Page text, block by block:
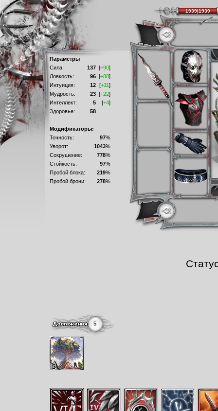
Параметры
Сила:
137 [+90]
Ловкость:
96 [+88]
Интуиция:
12 [+11]
Мудрость:
23 [+22]
Интеллект:
5 [+4]
Здоровье:
58
Модификаторы:
Точность:
97%
Уворот:
1043%
Сокрушение:
778%
Стойкость:
97%
Пробой блока:
219%
Пробой брони:
278%
5
1939|1939